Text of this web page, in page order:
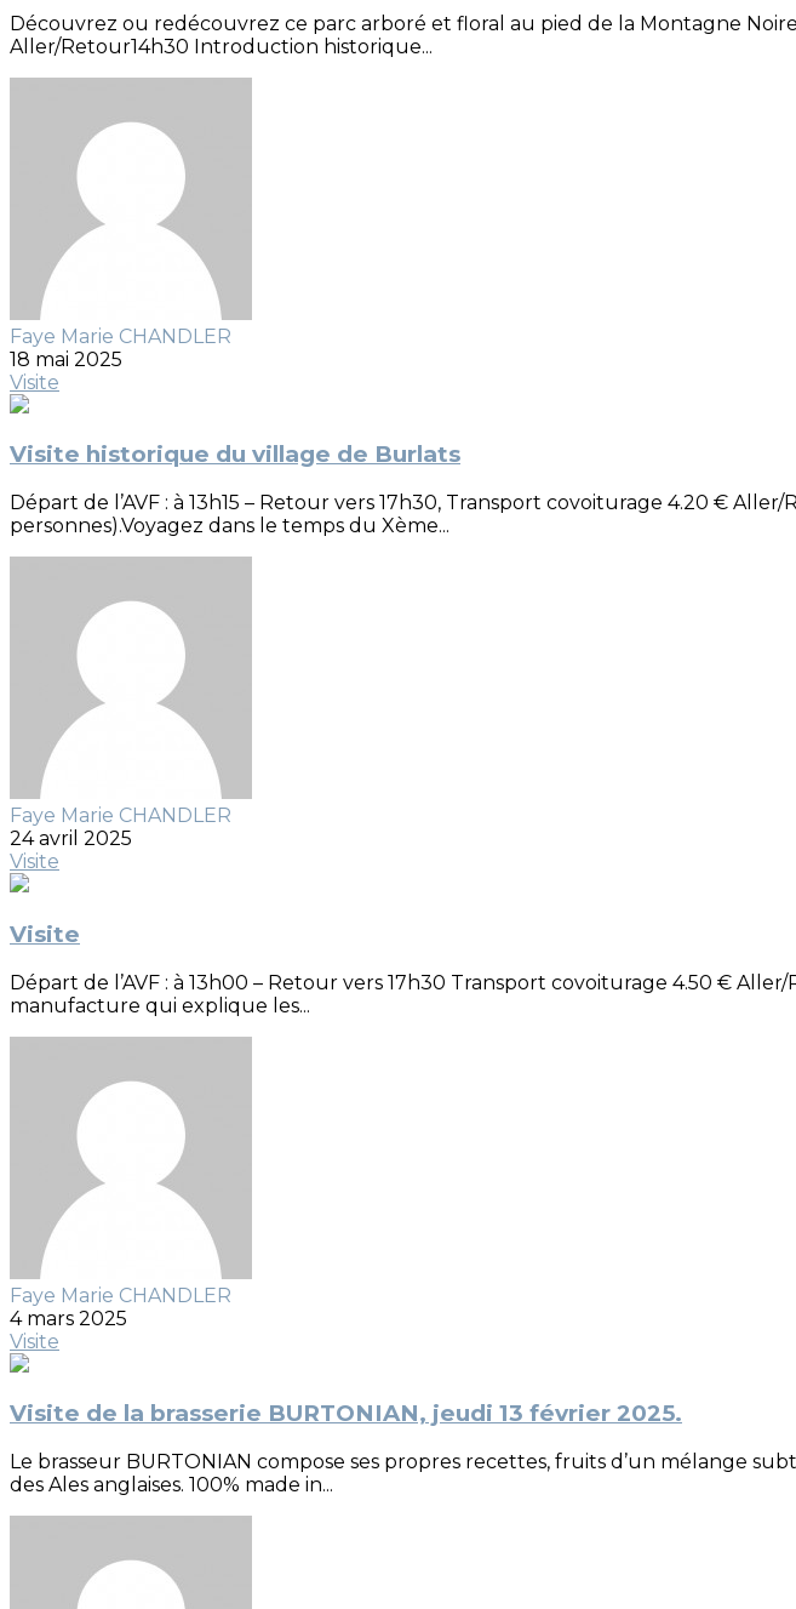
Découvrez ou redécouvrez ce parc arboré et floral au pied de la Montagne
Aller/Retour14h30 Introduction historique...
Faye Marie CHANDLER
18 mai 2025
Visite
Visite historique du village de Burlats
Départ de l’AVF : à 13h15 – Retour vers 17h30, Transport covoiturage 4.20 €
personnes).Voyagez dans le temps du Xème...
Faye Marie CHANDLER
24 avril 2025
Visite
Visite
Départ de l’AVF : à 13h00 – Retour vers 17h30 Transport covoiturage 4.50 €
manufacture qui explique les...
Faye Marie CHANDLER
4 mars 2025
Visite
Visite de la brasserie BURTONIAN, jeudi 13 février 2025.
Le brasseur BURTONIAN compose ses propres recettes, fruits d’un mélange
des Ales anglaises. 100% made in...